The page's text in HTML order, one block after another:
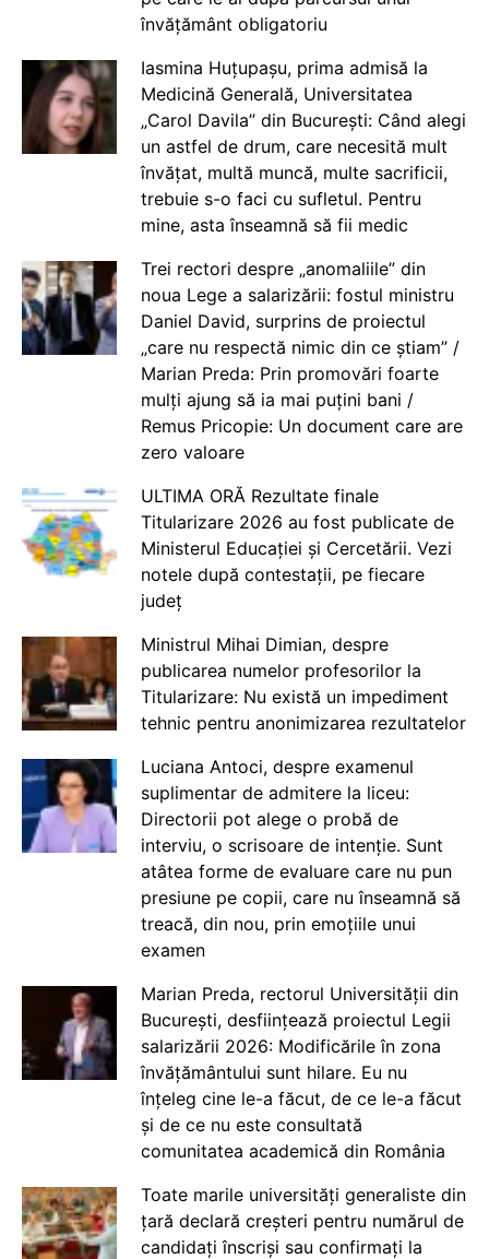
învățământ obligatoriu
Iasmina Huțupașu, prima admisă la
Medicină Generală, Universitatea
„Carol Davila” din București: Când alegi
un astfel de drum, care necesită mult
învățat, multă muncă, multe sacrificii,
trebuie s-o faci cu sufletul. Pentru
mine, asta înseamnă să fii medic
Trei rectori despre „anomaliile” din
noua Lege a salarizării: fostul ministru
Daniel David, surprins de proiectul
„care nu respectă nimic din ce știam” /
Marian Preda: Prin promovări foarte
mulți ajung să ia mai puțini bani /
Remus Pricopie: Un document care are
zero valoare
ULTIMA ORĂ Rezultate finale
Titularizare 2026 au fost publicate de
Ministerul Educației și Cercetării. Vezi
notele după contestații, pe fiecare
județ
Ministrul Mihai Dimian, despre
publicarea numelor profesorilor la
Titularizare: Nu există un impediment
tehnic pentru anonimizarea rezultatelor
Luciana Antoci, despre examenul
suplimentar de admitere la liceu:
Directorii pot alege o probă de
interviu, o scrisoare de intenție. Sunt
atâtea forme de evaluare care nu pun
presiune pe copii, care nu înseamnă să
treacă, din nou, prin emoțiile unui
examen
Marian Preda, rectorul Universității din
București, desființează proiectul Legii
salarizării 2026: Modificările în zona
învățământului sunt hilare. Eu nu
înțeleg cine le-a făcut, de ce le-a făcut
și de ce nu este consultată
comunitatea academică din România
Toate marile universități generaliste din
țară declară creșteri pentru numărul de
candidați înscriși sau confirmați la